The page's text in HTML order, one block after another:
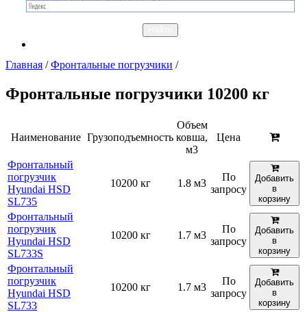
Главная /Фронтальные погрузчики /
Фронтальные погрузчики 10200 кг
Наименование Грузоподъемность
Объем
ковша,
м3
Цена
Фронтальный
погрузчик
Hyundai HSD
SL735
10200 кг 1.8 м3
По
запросу
Добавить
в
корзину
Фронтальный
погрузчик
Hyundai HSD
SL733S
10200 кг 1.7 м3
По
запросу
Добавить
в
корзину
Фронтальный
погрузчик
Hyundai HSD
SL733
10200 кг 1.7 м3
По
запросу
Добавить
в
корзину